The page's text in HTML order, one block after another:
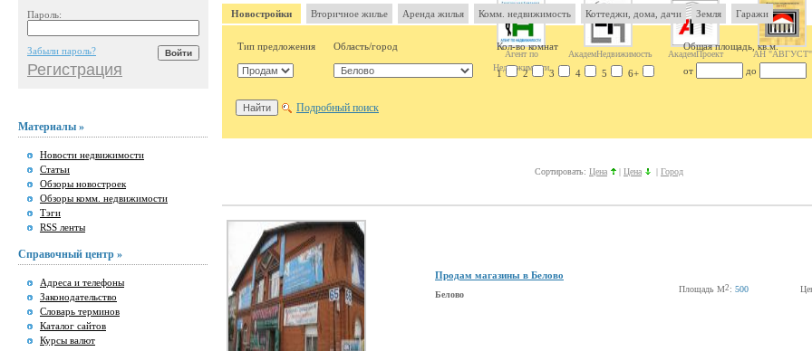
Агент по
Недвижимости
АкадемНедвижимость АкадемПроект АН "АВГУСТ"
Пароль:
Забыли пароль?
Регистрация
Материалы »
Новости недвижимости
Статьи
Обзоры новостроек
Обзоры комм. недвижимости
Тэги
RSS ленты
Справочный центр »
Адреса и телефоны
Законодательство
Словарь терминов
Каталог сайтов
Курсы валют
Новостройки Вторичное жилье Аренда жилья Комм. недвижимость Коттеджи, дома, дачи Земля Гаражи
Тип предложения Область/город Кол-во комнат Общая площадь, кв.м.
1 2 3 4 5 6+ от до
Подробный поиск
Сортировать: Цена | Цена | Город
Продам магазины в Белово
Белово
Площадь М2 : 500